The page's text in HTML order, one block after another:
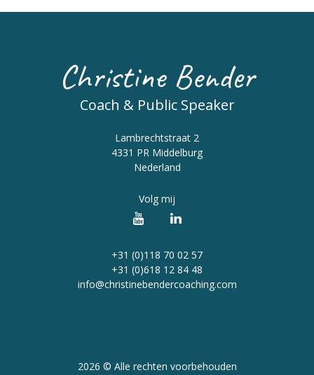
Christine Bender
Coach & Public Speaker
Lambrechtstraat 2
4331 PR Middelburg
Nederland
Volg mij
+31 (0)118 70 02 57
+31 (0)618 12 84 48
info@christinebendercoaching.com
2026 © Alle rechten voorbehouden